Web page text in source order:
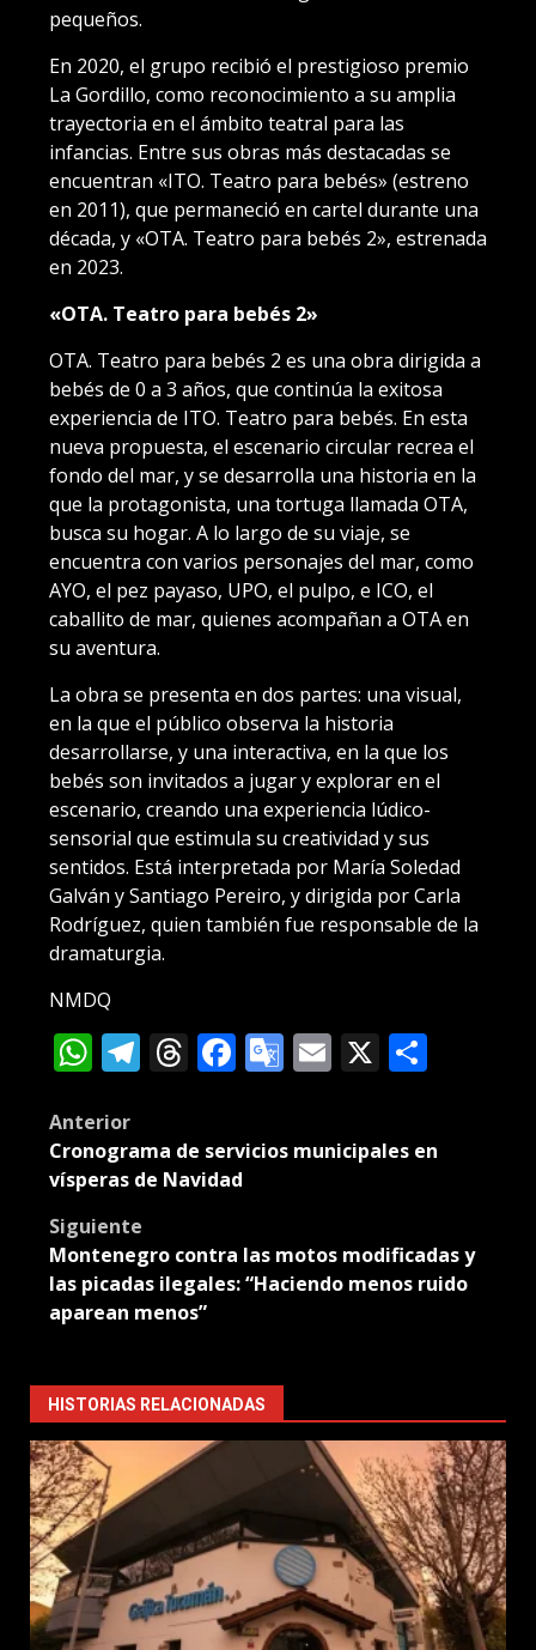
pequeños.
En 2020, el grupo recibió el prestigioso premio
La Gordillo, como reconocimiento a su amplia
trayectoria en el ámbito teatral para las
infancias. Entre sus obras más destacadas se
encuentran «ITO. Teatro para bebés» (estreno
en 2011), que permaneció en cartel durante una
década, y «OTA. Teatro para bebés 2», estrenada
en 2023.
«OTA. Teatro para bebés 2»
OTA. Teatro para bebés 2 es una obra dirigida a
bebés de 0 a 3 años, que continúa la exitosa
experiencia de ITO. Teatro para bebés. En esta
nueva propuesta, el escenario circular recrea el
fondo del mar, y se desarrolla una historia en la
que la protagonista, una tortuga llamada OTA,
busca su hogar. A lo largo de su viaje, se
encuentra con varios personajes del mar, como
AYO, el pez payaso, UPO, el pulpo, e ICO, el
caballito de mar, quienes acompañan a OTA en
su aventura.
La obra se presenta en dos partes: una visual,
en la que el público observa la historia
desarrollarse, y una interactiva, en la que los
bebés son invitados a jugar y explorar en el
escenario, creando una experiencia lúdico-
sensorial que estimula su creatividad y sus
sentidos. Está interpretada por María Soledad
Galván y Santiago Pereiro, y dirigida por Carla
Rodríguez, quien también fue responsable de la
dramaturgia.
NMDQ
WhatsApp
Telegram
Threads
Facebook
Google
Email
X
Post
navigation
Anterior
Cronograma de servicios municipales en
vísperas de Navidad
Siguiente
Montenegro contra las motos modificadas y
las picadas ilegales: “Haciendo menos ruido
aparean menos”
HISTORIAS RELACIONADAS